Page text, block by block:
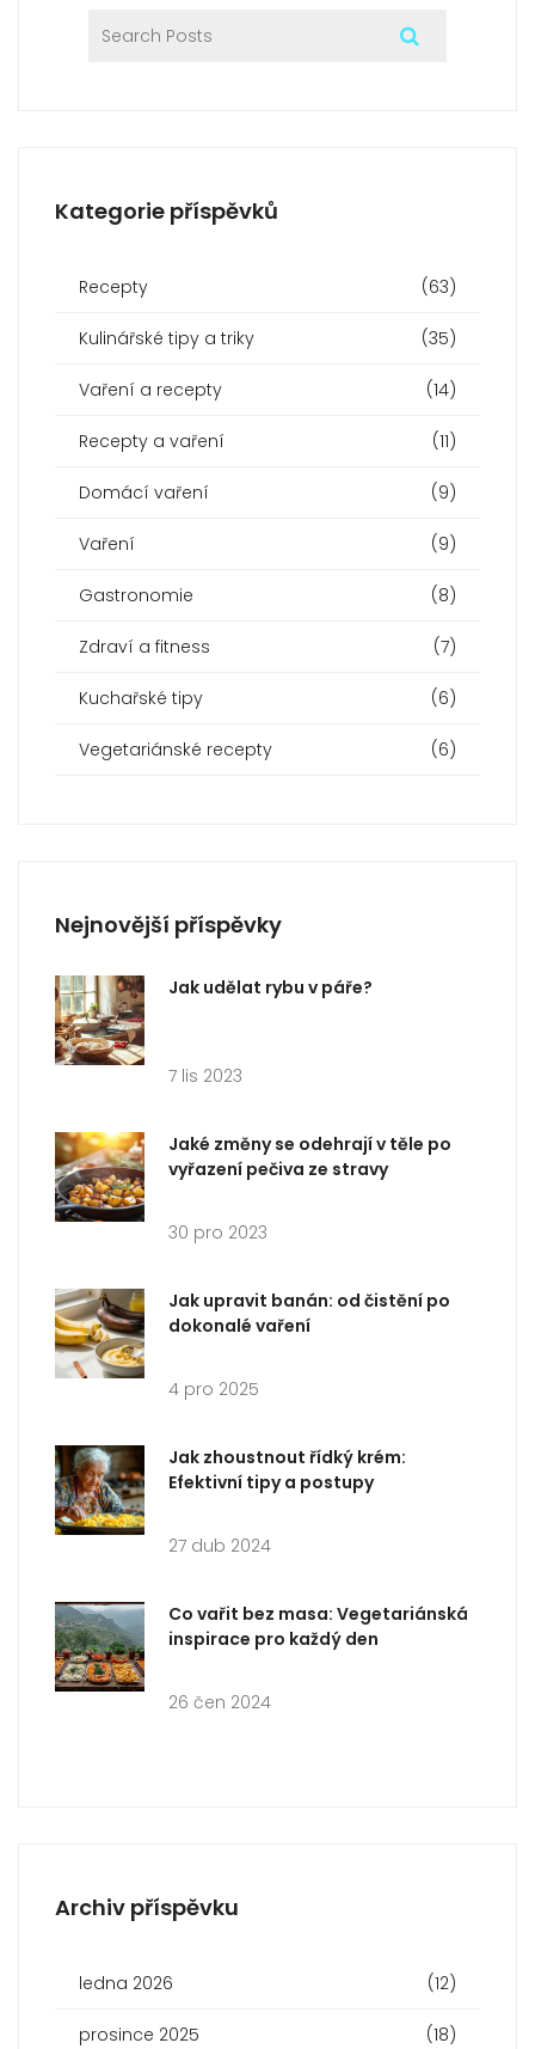
Kategorie příspěvků
Recepty (63)
Kulinářské tipy a triky (35)
Vaření a recepty (14)
Recepty a vaření (11)
Domácí vaření (9)
Vaření (9)
Gastronomie (8)
Zdraví a fitness (7)
Kuchařské tipy (6)
Vegetariánské recepty (6)
Nejnovější příspěvky
Jak udělat rybu v páře?
7 lis 2023
Jaké změny se odehrají v těle po
vyřazení pečiva ze stravy
30 pro 2023
Jak upravit banán: od čistění po
dokonalé vaření
4 pro 2025
Jak zhoustnout řídký krém:
Efektivní tipy a postupy
27 dub 2024
Co vařit bez masa: Vegetariánská
inspirace pro každý den
26 čen 2024
Archiv příspěvku
ledna 2026 (12)
prosince 2025 (18)